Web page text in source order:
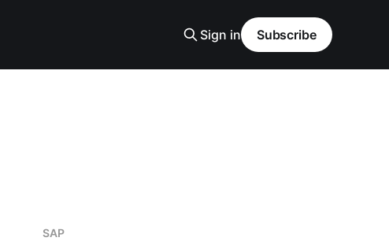
Sign in Subscribe
SAP